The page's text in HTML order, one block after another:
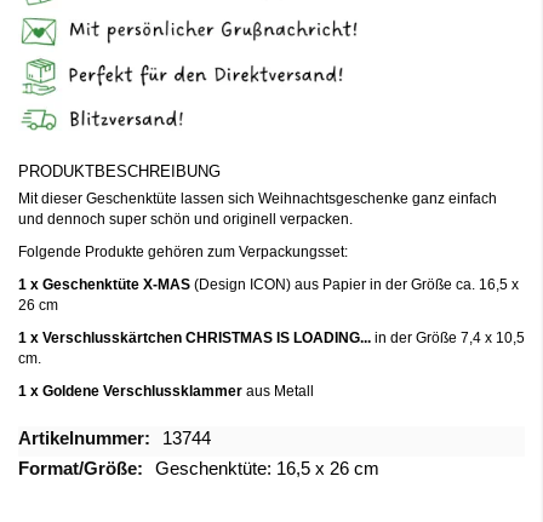
PRODUKTBESCHREIBUNG
Mit dieser Geschenktüte lassen sich Weihnachtsgeschenke ganz einfach
und dennoch super schön und originell verpacken.
Folgende Produkte gehören zum Verpackungsset:
1 x Geschenktüte X-MAS (Design ICON) aus Papier in der Größe ca. 16,5 x
26 cm
1 x Verschlusskärtchen CHRISTMAS IS LOADING... in der Größe 7,4 x 10,5
cm.
1 x Goldene Verschlussklammer aus Metall
Mehr
Informationen
13744
Geschenktüte: 16,5 x 26 cm